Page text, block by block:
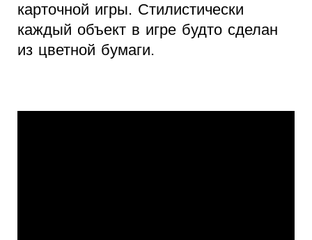
карточной игры. Стилистически
каждый объект в игре будто сделан
из цветной бумаги.